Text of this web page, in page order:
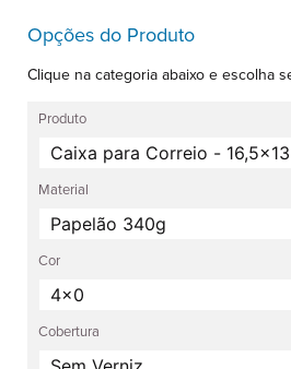
Opções do Produto
Clique na categoria abaixo e escolha
Produto
Material
Cor
Cobertura